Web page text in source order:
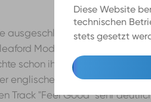
Diese Website
technischen
stets gesetzt
ausgeschlossen haben, ist an
Mods oder die Beastie
schon ihre Spuren hinterlassen.
englische Rapper Slowthai in
Track "Feel Good" sehr